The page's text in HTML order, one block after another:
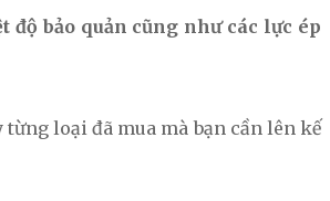
bảo quản cũng như các lực ép
loại đã mua mà bạn cần lên kế